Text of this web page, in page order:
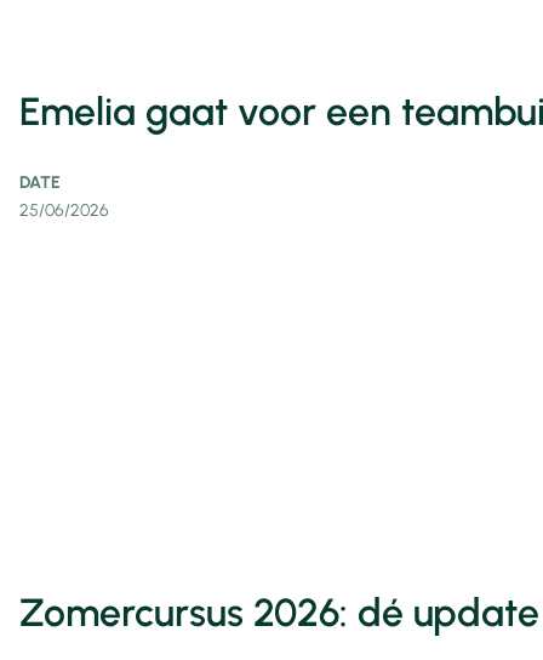
Emelia gaat voor een
DATE
25/06/2026
Zomercursus 2026: dé